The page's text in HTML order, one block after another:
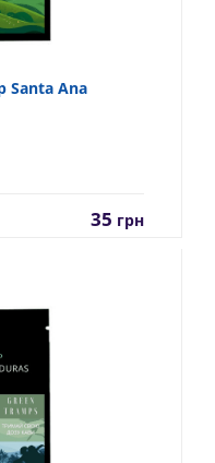
Santa Ana
35 грн